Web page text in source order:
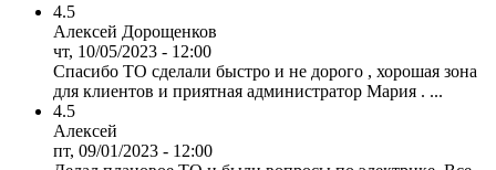
4.5
Алексей Дорощенков
чт, 10/05/2023 - 12:00
Спасибо ТО сделали быстро и не дорого , хорошая зона
для клиентов и приятная администратор Мария . ...
4.5
Алексей
пт, 09/01/2023 - 12:00